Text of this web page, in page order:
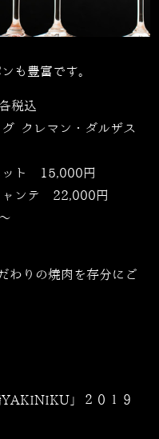
も豊富です。
税込
グ クレマン・ダルザス
ット
15,000 円
ャンテ 22,000 円
わりの焼肉を存分にご
」２０１９